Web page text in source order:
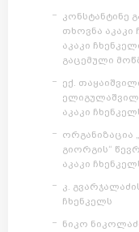
კონსტანტინე
თხოვნა აკაკი
აკაკი
გაცემული
ექ.
აკაკი
ორგანიზაცია
გიორგის“
აკაკი
კ.
ჩხენკელს
ნიკო